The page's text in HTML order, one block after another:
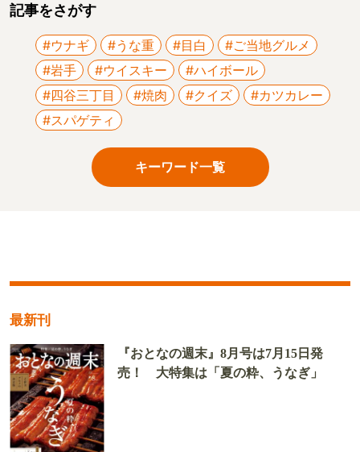
記事をさがす
#ウナギ #うな重 #目白
#ご当地グルメ
#岩手
#ウイスキー
#ハイボール
#四谷三丁目
#焼肉 #クイズ
#カツカレー
#スパゲティ
キーワード一覧
最新刊
『おとなの週末』8月号は7月15日発
売！ 大特集は「夏の粋、うなぎ」